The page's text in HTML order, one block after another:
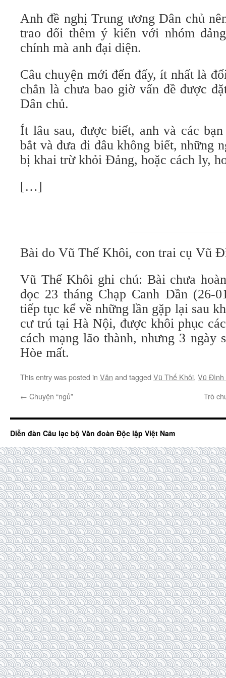
Anh đề nghị Trung ương Dân chủ
trao đổi thêm ý kiến với nhóm
chính mà anh đại diện.
Câu chuyện mới đến đấy, ít nhất là
chắn là chưa bao giờ vấn đề được
Dân chủ.
Ít lâu sau, được biết, anh và các
bắt và đưa đi đâu không biết, những
bị khai trừ khỏi Đảng, hoặc cách ly,
[…]
Bài do Vũ Thế Khôi, con trai cụ Vũ
Vũ Thế Khôi ghi chú: Bài chưa
đọc 23 tháng Chạp Canh Dần (26-
tiếp tục kể về những lần gặp lại sau
cư trú tại Hà Nội, được khôi phục
cách mạng lão thành, nhưng 3 ngày
Hòe mất.
This entry was posted in Văn and tagged Vũ Thế Khôi, Vũ Đình
← Chuyện “ngủ” Trò
Diễn đàn Câu lạc bộ Văn đoàn Độc lập Việt Nam